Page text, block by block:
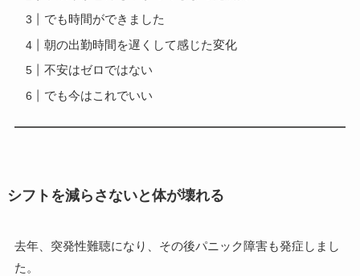
でも時間ができました
朝の出勤時間を遅くして感じた変化
不安はゼロではない
でも今はこれでいい
シフトを減らさないと体が壊れる
去年、突発性難聴になり、その後パニック障害も発症しまし
た。